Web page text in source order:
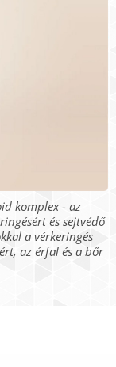
komplex - az
és sejtvédő
a vérkeringés
az érfal és a bőr